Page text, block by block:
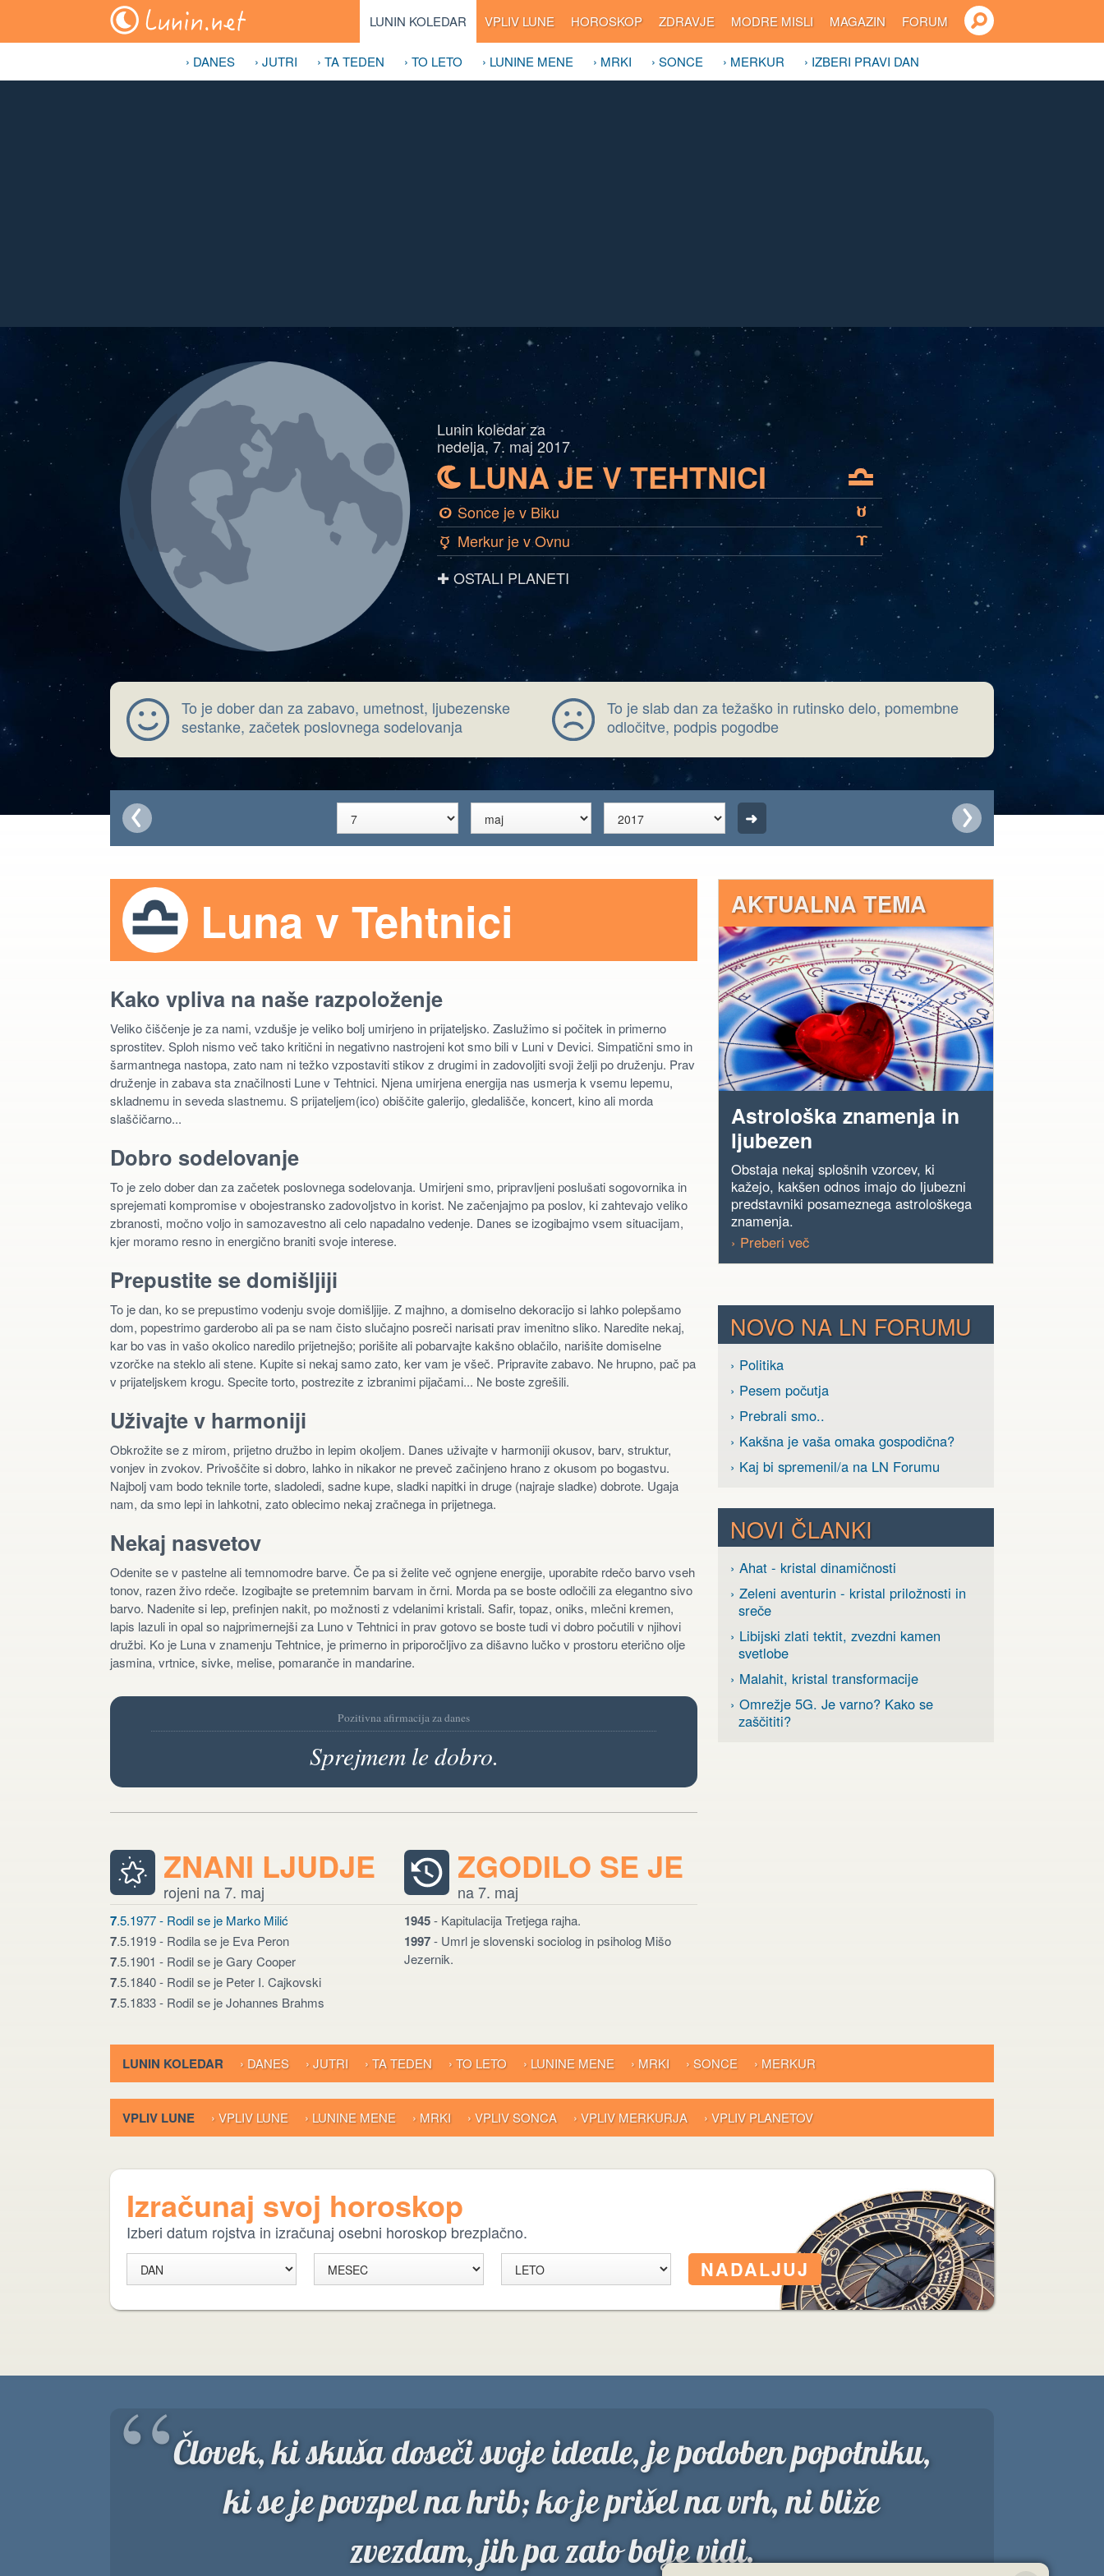
LUNIN KOLEDAR VPLIV LUNE HOROSKOP ZDRAVJE MODRE MISLI MAGAZIN FORUM
› DANES › JUTRI › TA TEDEN › TO LETO › LUNINE MENE › MRKI › SONCE › MERKUR › IZBERI PRAVI DAN
Lunin koledar za
nedelja, 7. maj 2017
bLUNA JE V TEHTNICI G
a Sonce je v Biku
B
c Merkur je v Ovnu A
✚ OSTALI PLANETI
To je dober dan za zabavo, umetnost, ljubezenske
sestanke, začetek poslovnega sodelovanja
To je slab dan za težaško in rutinsko delo, pomembne
odločitve, podpis pogodbe
Luna v Tehtnici
Kako vpliva na naše razpoloženje
Veliko čiščenje je za nami, vzdušje je veliko bolj umirjeno in prijateljsko. Zaslužimo si počitek in primerno
sprostitev. Sploh nismo več tako kritični in negativno nastrojeni kot smo bili v Luni v Devici. Simpatični smo in
šarmantnega nastopa, zato nam ni težko vzpostaviti stikov z drugimi in zadovoljiti svoji želji po druženju. Prav
druženje in zabava sta značilnosti Lune v Tehtnici. Njena umirjena energija nas usmerja k vsemu lepemu,
skladnemu in seveda slastnemu. S prijateljem(ico) obiščite galerijo, gledališče, koncert, kino ali morda
slaščičarno...
Dobro sodelovanje
To je zelo dober dan za začetek poslovnega sodelovanja. Umirjeni smo, pripravljeni poslušati sogovornika in
sprejemati kompromise v obojestransko zadovoljstvo in korist. Ne začenjajmo pa poslov, ki zahtevajo veliko
zbranosti, močno voljo in samozavestno ali celo napadalno vedenje. Danes se izogibajmo vsem situacijam,
kjer moramo resno in energično braniti svoje interese.
Prepustite se domišljiji
To je dan, ko se prepustimo vodenju svoje domišljije. Z majhno, a domiselno dekoracijo si lahko polepšamo
dom, popestrimo garderobo ali pa se nam čisto slučajno posreči narisati prav imenitno sliko. Naredite nekaj,
kar bo vas in vašo okolico naredilo prijetnejšo; porišite ali pobarvajte kakšno oblačilo, narišite domiselne
vzorčke na steklo ali stene. Kupite si nekaj samo zato, ker vam je všeč. Pripravite zabavo. Ne hrupno, pač pa
v prijateljskem krogu. Specite torto, postrezite z izbranimi pijačami... Ne boste zgrešili.
Uživajte v harmoniji
Obkrožite se z mirom, prijetno družbo in lepim okoljem. Danes uživajte v harmoniji okusov, barv, struktur,
vonjev in zvokov. Privoščite si dobro, lahko in nikakor ne preveč začinjeno hrano z okusom po bogastvu.
Najbolj vam bodo teknile torte, sladoledi, sadne kupe, sladki napitki in druge (najraje sladke) dobrote. Ugaja
nam, da smo lepi in lahkotni, zato oblecimo nekaj zračnega in prijetnega.
Nekaj nasvetov
Odenite se v pastelne ali temnomodre barve. Če pa si želite več ognjene energije, uporabite rdečo barvo vseh
tonov, razen živo rdeče. Izogibajte se pretemnim barvam in črni. Morda pa se boste odločili za elegantno sivo
barvo. Nadenite si lep, prefinjen nakit, po možnosti z vdelanimi kristali. Safir, topaz, oniks, mlečni kremen,
lapis lazuli in opal so najprimernejši za Luno v Tehtnici in prav gotovo se boste tudi vi dobro počutili v njihovi
družbi. Ko je Luna v znamenju Tehtnice, je primerno in priporočljivo za dišavno lučko v prostoru eterično olje
jasmina, vrtnice, sivke, melise, pomaranče in mandarine.
Pozitivna afirmacija za danes
Sprejmem le dobro.
ZNANI LJUDJE
rojeni na 7. maj
7.5.1977 - Rodil se je Marko Milić
7.5.1919 - Rodila se je Eva Peron
7.5.1901 - Rodil se je Gary Cooper
7.5.1840 - Rodil se je Peter I. Cajkovski
7.5.1833 - Rodil se je Johannes Brahms
ZGODILO SE JE
na 7. maj
1945- Kapitulacija Tretjega rajha.
1997- Umrl je slovenski sociolog in psiholog Mišo
Jezernik.
AKTUALNA TEMA
Astrološka znamenja in
ljubezen
Obstaja nekaj splošnih vzorcev, ki
kažejo, kakšen odnos imajo do ljubezni
predstavniki posameznega astrološkega
znamenja.
› Preberi več
NOVO NA LN FORUMU
› Politika
› Pesem počutja
› Prebrali smo..
› Kakšna je vaša omaka gospodična?
› Kaj bi spremenil/a na LN Forumu
NOVI ČLANKI
› Ahat - kristal dinamičnosti
› Zeleni aventurin - kristal priložnosti in
sreče
› Libijski zlati tektit, zvezdni kamen
svetlobe
› Malahit, kristal transformacije
› Omrežje 5G. Je varno? Kako se
zaščititi?
LUNIN KOLEDAR › DANES › JUTRI › TA TEDEN › TO LETO › LUNINE MENE › MRKI › SONCE › MERKUR
VPLIV LUNE › VPLIV LUNE › LUNINE MENE › MRKI › VPLIV SONCA › VPLIV MERKURJA › VPLIV PLANETOV
Izračunaj svoj horoskop
Izberi datum rojstva in izračunaj osebni horoskop brezplačno.
Človek, ki skuša doseči svoje ideale, je podoben popotniku,
ki se je povzpel na hrib; ko je prišel na vrh, ni bliže
zvezdam, jih pa zato bolje vidi.
“